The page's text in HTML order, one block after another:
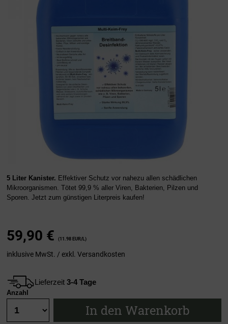
5 Liter Kanister. Effektiver Schutz vor nahezu allen schädlichen
Mikroorganismen. Tötet 99,9 % aller Viren, Bakterien, Pilzen und
Sporen. Jetzt zum günstigen Literpreis kaufen!
59,90 € (11.98 EUR/L)
inklusive MwSt. / exkl. Versandkosten
Lieferzeit 3-4 Tage
Anzahl
In den Warenkorb